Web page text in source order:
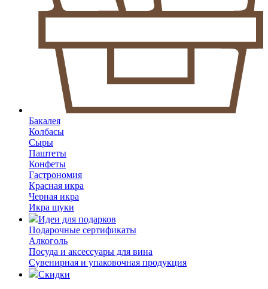
Бакалея
Колбасы
Сыры
Паштеты
Конфеты
Гастрономия
Красная икра
Черная икра
Икра щуки
Идеи для подарков
Подарочные сертификаты
Алкоголь
Посуда и аксессуары для вина
Сувенирная и упаковочная продукция
Скидки